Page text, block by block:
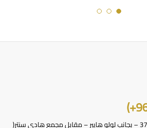
العنوان: الضجيج مجمع 37 – بجانب لولو هايبر – مقابل مجمع هادي سنتر(